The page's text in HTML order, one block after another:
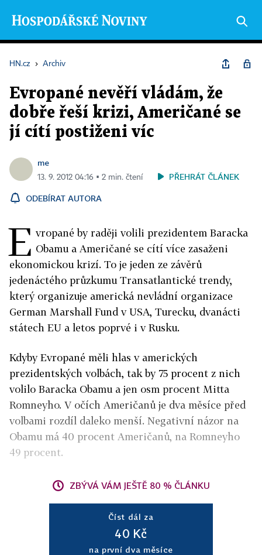
HN.cz › Archiv
Evropané nevěří vládám, že
dobře řeší krizi, Američané se
jí cítí postiženi víc
me
13. 9. 2012 04:16 ▪ 2 min. čtení PŘEHRÁT ČLÁNEK
ODEBÍRAT AUTORA
E vropané by raději volili prezidentem Baracka
Obamu a Američané se cítí více zasaženi
ekonomickou krizí. To je jeden ze závěrů
jedenáctého průzkumu Transatlantické trendy,
který organizuje americká nevládní organizace
German Marshall Fund v USA, Turecku, dvanácti
státech EU a letos poprvé i v Rusku.
Kdyby Evropané měli hlas v amerických
prezidentských volbách, tak by 75 procent z nich
volilo Baracka Obamu a jen osm procent Mitta
Romneyho. V očích Američanů je dva měsíce před
volbami rozdíl daleko menší. Negativní názor na
Obamu má 40 procent Američanů, na Romneyho
49 procent.
ZBÝVÁ VÁM JEŠTĚ 80 % ČLÁNKU
Číst dál za
40 Kč
na první dva měsíce